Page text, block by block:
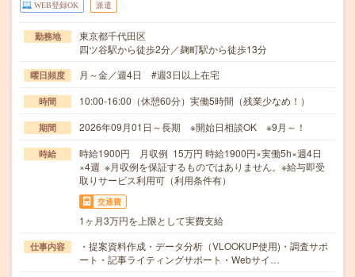
WEB登録OK 派遣
勤務地
東京都千代田区
四ツ谷駅から徒歩2分／麹町駅から徒歩13分
曜日頻度 月～金／週4日 #週3日以上在宅
時間 10:00-16:00（休憩60分）実働5時間（残業少なめ！）
期間 2026年09月01日～長期 ※開始日相談OK ※9月～！
時給
時給1900円 月収例 15万円 時給1900円×実働5h×週4日
×4週 ※月収例を保証するものではありません。※給与即受
取りサービス利用可（利用条件有）
交通費
1ヶ月3万円を上限として実費支給
仕事内容
・提案資料作成・データ分析（VLOOKUP使用)・調査サポ
ート・記事ライティングサポート・Webサイ…